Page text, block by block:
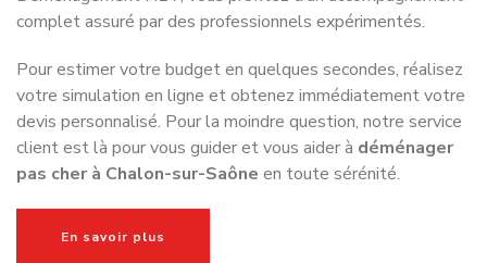
complet assuré par des professionnels expérimentés.
Pour estimer votre budget en quelques secondes, réalisez
votre simulation en ligne et obtenez immédiatement votre
devis personnalisé. Pour la moindre question, notre service
client est là pour vous guider et vous aider à déménager
pas cher à Chalon-sur-Saône en toute sérénité.
En savoir plus